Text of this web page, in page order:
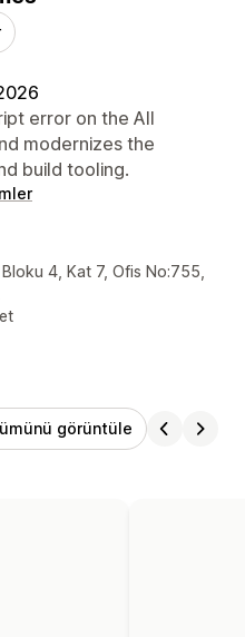
error on the All
modernizes the
build tooling.
4, Kat 7, Ofis No:755,
görüntüle